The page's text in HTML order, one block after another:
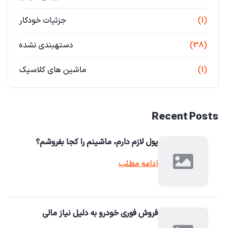
جزئیات خودکار (1)
دستهبندی نشده (38)
ماشین های کلاسیک (1)
Recent Posts
پول لازم دارم، ماشینم را کجا بفروشم؟
ادامه مطلب
فروش فوری خودرو به دلیل نیاز مالی